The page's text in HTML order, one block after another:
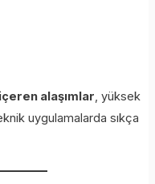
alaşımlar, yüksek
uygulamalarda sıkça